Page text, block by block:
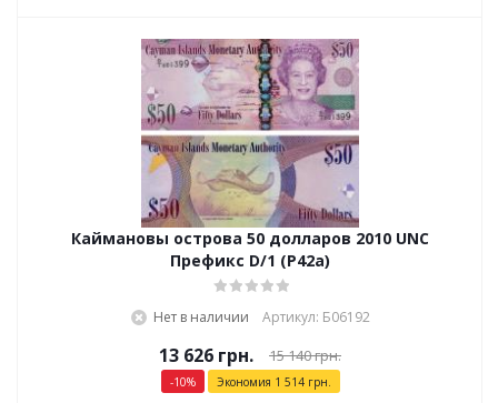
Каймановы острова 50 долларов 2010 UNC
Префикс D/1 (P42a)
Нет в наличии Артикул: Б06192
13 626 грн. 15 140грн.
-10% Экономия 1 514грн.